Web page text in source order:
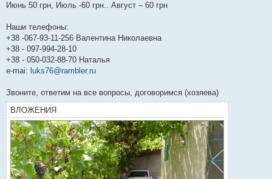
Июнь 50 грн, Июль -60 грн.. Август – 60 грн
Наши телефоны:
+38 -067-93-11-256 Валентина Николаевна
+38 - 097-994-28-10
+38 - 050-032-88-70 Наталья
e-mai: luks76@rambler.ru
Звоните, ответим на все вопросы, договоримся (хозяева)
ВЛОЖЕНИЯ